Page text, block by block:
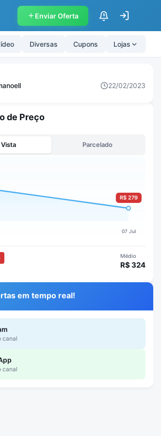
Enviar Oferta $
Diversas Cupons Lojas
22/02/2023
de Preço
Vista Parcelado
Médio
R$ 324
em tempo real!
canal
canal